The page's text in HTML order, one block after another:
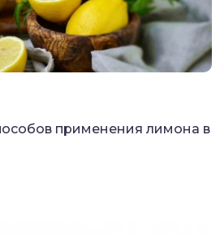
применения лимона в